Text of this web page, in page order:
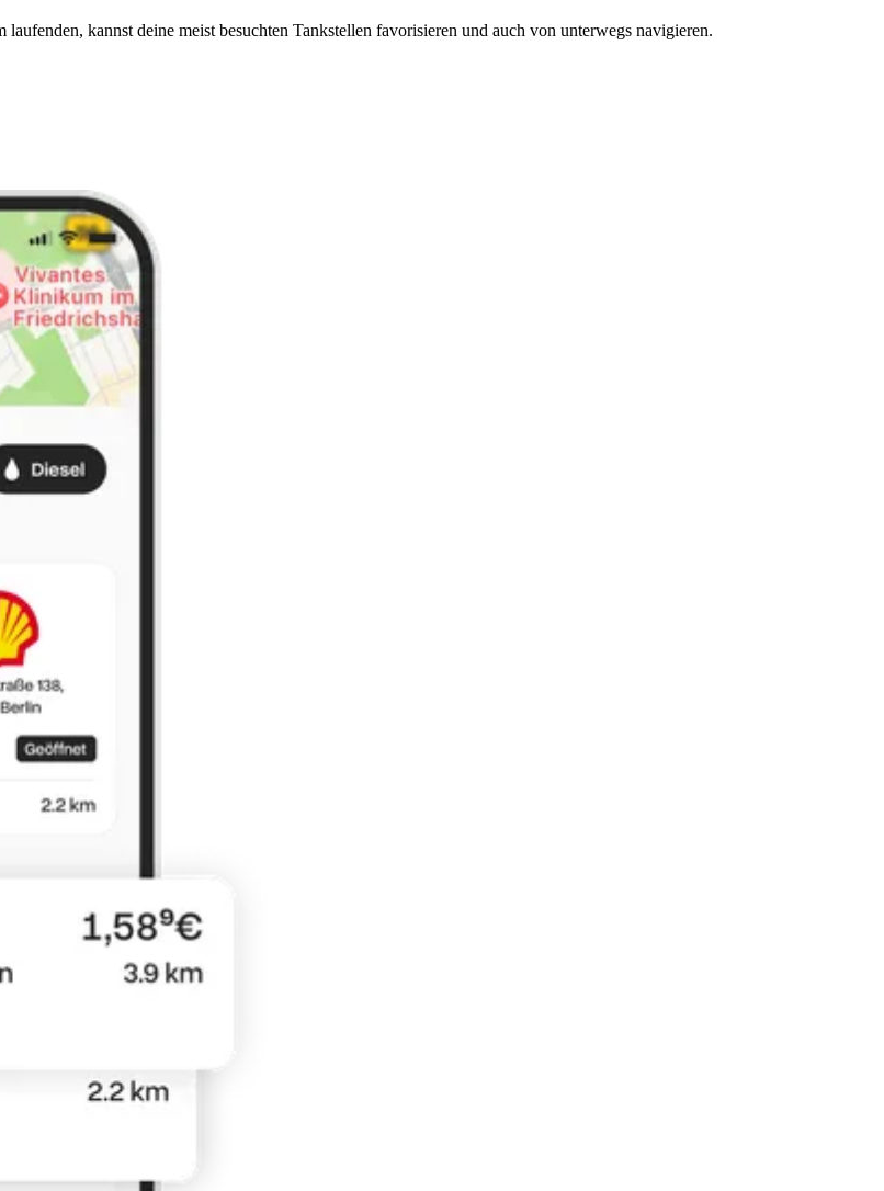
kannst deine meist besuchten Tankstellen favorisieren und auch von unterwegs navigieren.